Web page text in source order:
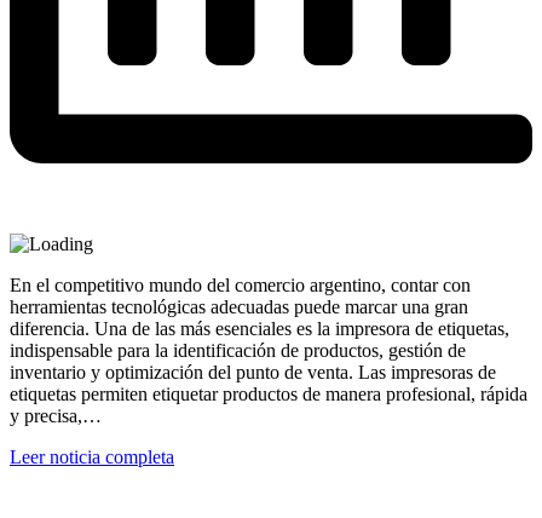
En el competitivo mundo del comercio argentino, contar con
herramientas tecnológicas adecuadas puede marcar una gran
diferencia. Una de las más esenciales es la impresora de etiquetas,
indispensable para la identificación de productos, gestión de
inventario y optimización del punto de venta. Las impresoras de
etiquetas permiten etiquetar productos de manera profesional, rápida
y precisa,…
Leer noticia completa